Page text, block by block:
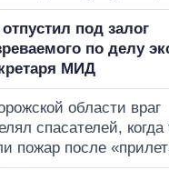
под залог
по делу
МИД
области враг
спасателей, когда
пожар после